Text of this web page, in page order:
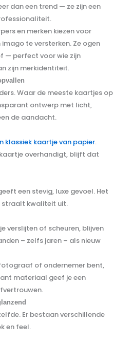
dan een trend — ze zijn een
en merken kiezen voor
te versterken. Ze ogen
— perfect voor wie zijn
zijn merkidentiteit.
Waar de meeste kaartjes op
ontwerp met licht,
de aandacht.
klassiek kaartje van papier.
overhandigt, blijft dat
een stevig, luxe gevoel. Het
straalt kwaliteit uit.
verslijten of scheuren, blijven
– zelfs jaren – als nieuw
of ondernemer bent,
materiaal geef je een
Er bestaan verschillende
en feel.